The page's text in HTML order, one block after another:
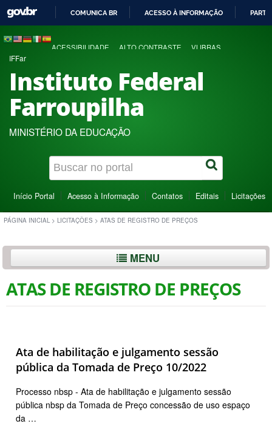
COMUNICA BR ACESSO À INFORMAÇÃO
ACESSIBILIDADE ALTO CONTRASTE VLIBRAS
IFFar
Instituto Federal
Farroupilha
MINISTÉRIO DA EDUCAÇÃO
Início Portal Acesso à Informação Contatos Editais Licitações
PÁGINA INICIAL > LICITAÇÕES > ATAS DE REGISTRO DE PREÇOS
MENU
ATAS DE REGISTRO DE PREÇOS
Ata de habilitação e julgamento sessão
pública da Tomada de Preço 10/2022
Processo nbsp - Ata de habilitação e julgamento sessão
pública nbsp da Tomada de Preço concessão de uso espaço
da …